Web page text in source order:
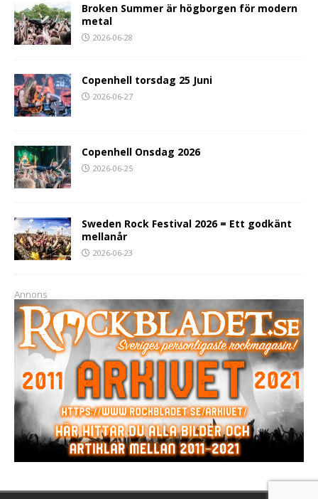
Broken Summer är högborgen för modern
metal
2026-06-28
Copenhell torsdag 25 Juni
2026-06-27
Copenhell Onsdag 2026
2026-06-25
Sweden Rock Festival 2026 = Ett godkänt
mellanår
2026-06-23
Annons